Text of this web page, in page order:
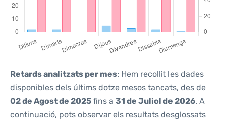
Retards analitzats per mes: Hem recollit les dades
disponibles dels últims dotze mesos tancats, des de
02 de Agost de 2025 fins a 31 de Juliol de 2026. A
continuació, pots observar els resultats desglossats